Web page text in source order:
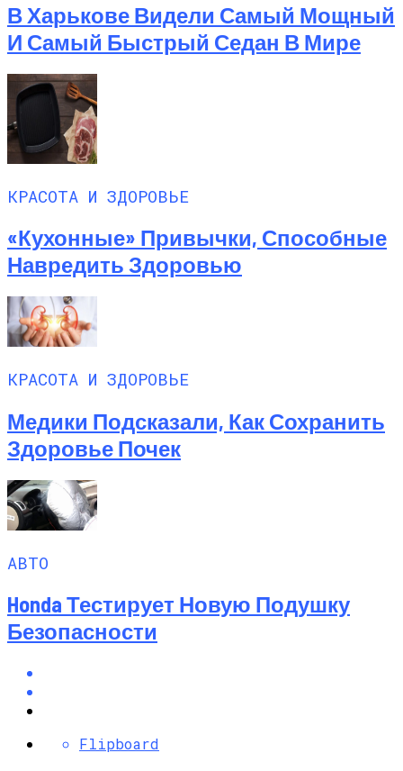
В Харькове Видели Самый Мощный
И Самый Быстрый Седан В Мире
КРАСОТА И ЗДОРОВЬЕ
«Кухонные» Привычки, Способные
Навредить Здоровью
КРАСОТА И ЗДОРОВЬЕ
Медики Подсказали, Как Сохранить
Здоровье Почек
АВТО
Honda Тестирует Новую Подушку
Безопасности
Flipboard